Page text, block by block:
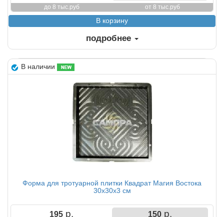
до 8 тыс.руб от 8 тыс.руб
подробнее
В наличии
Форма для тротуарной плитки Квадрат Магия Востока
30х30х3 см
195 р. 150р.